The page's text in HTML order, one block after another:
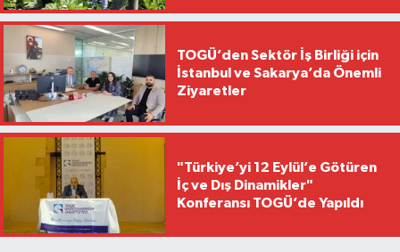
TOGÜ’den Sektör İş Birliği için
İstanbul ve Sakarya’da Önemli
Ziyaretler
"Türkiye’yi 12 Eylül’e Götüren
İç ve Dış Dinamikler"
Konferansı TOGÜ’de Yapıldı